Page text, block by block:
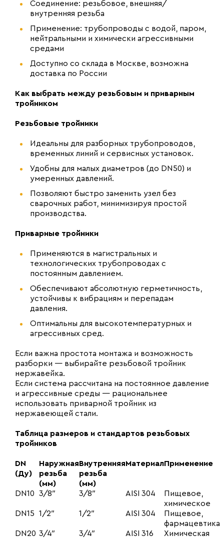
Соединение: резьбовое, внешняя/
внутренняя резьба
Применение: трубопроводы с водой, паром,
нейтральными и химически агрессивными
средами
Доступно со склада в Москве, возможна
доставка по России
Как выбрать между резьбовым и приварным
тройником
Резьбовые тройники
Идеальны для разборных трубопроводов,
временных линий и сервисных установок.
Удобны для малых диаметров (до DN50) и
умеренных давлений.
Позволяют быстро заменить узел без
сварочных работ, минимизируя простой
производства.
Приварные тройники
Применяются в магистральных и
технологических трубопроводах с
постоянным давлением.
Обеспечивают абсолютную герметичность,
устойчивы к вибрациям и перепадам
давления.
Оптимальны для высокотемпературных и
агрессивных сред.
Если важна простота монтажа и возможность
разборки — выбирайте резьбовой тройник
нержавейка.
Если система рассчитана на постоянное давление
и агрессивные среды — рациональнее
использовать приварной тройник из
нержавеющей стали.
Таблица размеров и стандартов резьбовых
тройников
DN
(Ду)
Наружная
резьба
(мм)
Внутренняя
резьба
(мм)
МатериалПрименение
DN10 3/8″ 3/8″ AISI 304
Пищевое,
химическое
DN15
1/2″ 1/2″ AISI 304
Пищевое,
фармацевтика
DN20 3/4″ 3/4″ AISI 316
Химическая